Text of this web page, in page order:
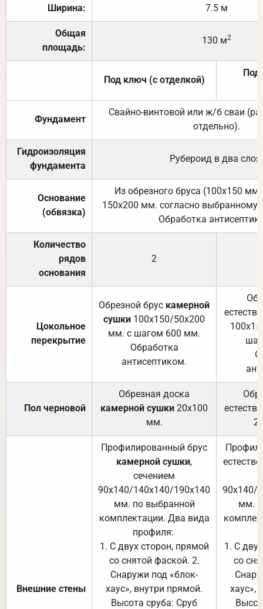
Ширина: 7.5 м
Общая
площадь:
130 м2
Под ключ (с отделкой)
Под
Фундамент
Свайно-винтовой или ж/б сваи
отдельно).
Гидроизоляция
фундамента
Рубероид в два слоя.
Основание
(обвязка)
Из обрезного бруса (100х150
150х200 мм. согласно выбранному
Обработка
Количество
рядов
основания
2
Цокольное
перекрытие
Обрезной брус камерной
сушки 100х150/50х200
мм. с шагом 600 мм.
Обработка
антисептиком.
Пол черновой
Обрезная доска
камерной сушки 20х100
мм.
Внешние стены
Профилированный брус
камерной сушки,
сечением
90х140/140х140/190х140
мм. по выбранной
комплектации. Два вида
профиля:
1. С двух сторон, прямой
со снятой фаской. 2.
Снаружи под «блок-
хаус», внутри прямой.
Высота сруба: Сруб
90х140/
мм.
1. С
со
хаус»,